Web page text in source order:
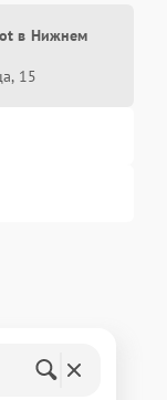
в Нижнем
15